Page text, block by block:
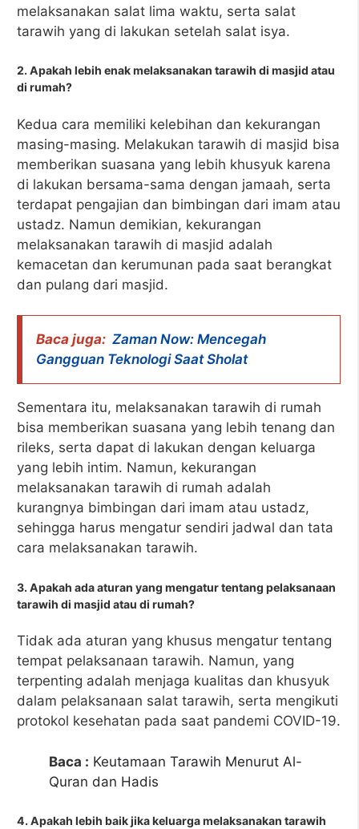
melaksanakan salat lima waktu, serta salat
tarawih yang di lakukan setelah salat isya.
2. Apakah lebih enak melaksanakan tarawih di masjid atau
di rumah?
Kedua cara memiliki kelebihan dan kekurangan
masing-masing. Melakukan tarawih di masjid bisa
memberikan suasana yang lebih khusyuk karena
di lakukan bersama-sama dengan jamaah, serta
terdapat pengajian dan bimbingan dari imam atau
ustadz. Namun demikian, kekurangan
melaksanakan tarawih di masjid adalah
kemacetan dan kerumunan pada saat berangkat
dan pulang dari masjid.
Baca juga: Zaman Now: Mencegah
Gangguan Teknologi Saat Sholat
Sementara itu, melaksanakan tarawih di rumah
bisa memberikan suasana yang lebih tenang dan
rileks, serta dapat di lakukan dengan keluarga
yang lebih intim. Namun, kekurangan
melaksanakan tarawih di rumah adalah
kurangnya bimbingan dari imam atau ustadz,
sehingga harus mengatur sendiri jadwal dan tata
cara melaksanakan tarawih.
3. Apakah ada aturan yang mengatur tentang pelaksanaan
tarawih di masjid atau di rumah?
Tidak ada aturan yang khusus mengatur tentang
tempat pelaksanaan tarawih. Namun, yang
terpenting adalah menjaga kualitas dan khusyuk
dalam pelaksanaan salat tarawih, serta mengikuti
protokol kesehatan pada saat pandemi COVID-19.
Baca : Keutamaan Tarawih Menurut Al-
Quran dan Hadis
4. Apakah lebih baik jika keluarga melaksanakan tarawih